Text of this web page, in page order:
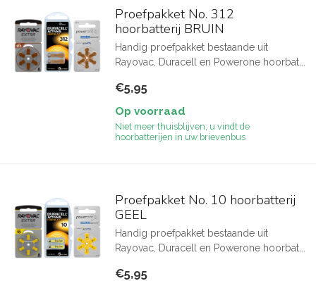
Proefpakket No. 312
hoorbatterij BRUIN
Handig proefpakket bestaande uit
Rayovac, Duracell en Powerone hoorbat...
€5,95
Op voorraad
Niet meer thuisblijven, u vindt de
hoorbatterijen in uw brievenbus
Proefpakket No. 10 hoorbatterij
GEEL
Handig proefpakket bestaande uit
Rayovac, Duracell en Powerone hoorbat...
€5,95